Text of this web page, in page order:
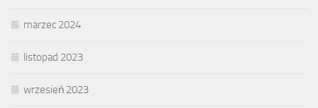
marzec 2024
listopad 2023
wrzesień 2023